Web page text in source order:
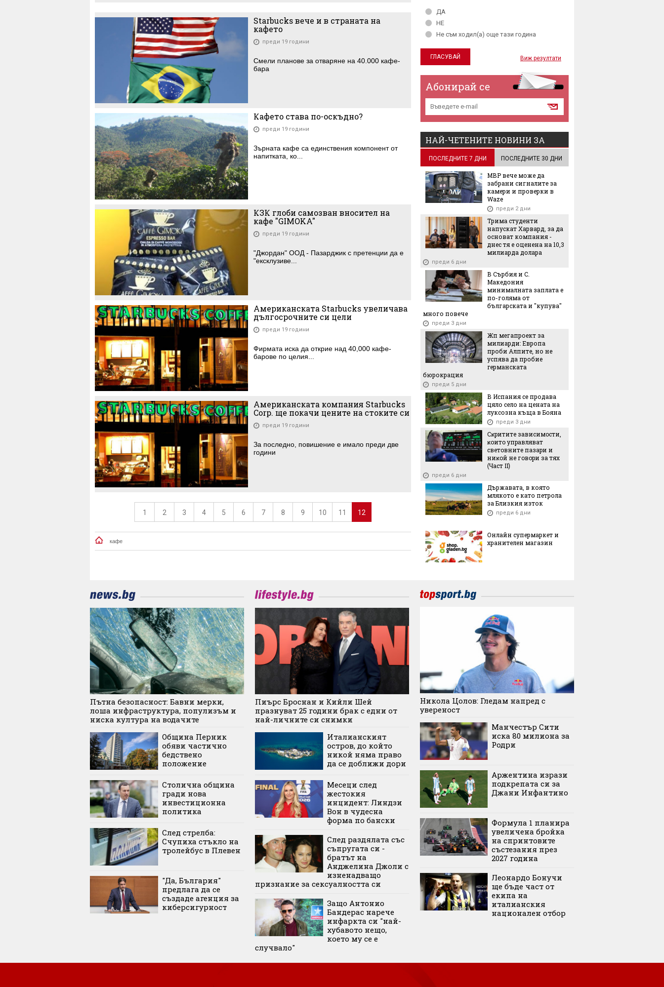
Starbucks вече и в страната на
кафето
преди 19 години
Смели планове за отваряне на 40.000 кафе-
бара
Кафето става по-оскъдно?
преди 19 години
Зърната кафе са единствения компонент от
напитката, ко...
КЗК глоби самозван вносител на
кафе "GIMOKA"
преди 19 години
"Джордан" ООД - Пазарджик с претенции да е
"ексклузиве...
Американската Starbucks увеличава
дългосрочните си цели
преди 19 години
Фирмата иска да открие над 40,000 кафе-
барове по целия...
Американската компания Starbucks
Corp. ще покачи цените на стоките си
преди 19 години
За последно, повишение е имало преди две
години
1 2 3 4 5 6 7 8 9 10 11 12
кафе
ДА
НЕ
Не съм ходил(а) още тази година
Виж резултати
Абонирай се
НАЙ-ЧЕТЕНИТЕ НОВИНИ ЗА
ПОСЛЕДНИТЕ 7 ДНИ ПОСЛЕДНИТЕ 30 ДНИ
МВР вече може да
забрани сигналите за
камери и проверки в
Waze
преди 2 дни
Трима студенти
напускат Харвард, за да
основат компания -
днес тя е оценена на 10,3
милиарда долара
преди 6 дни
В Сърбия и С.
Македония
минималната заплата е
по-голяма от
българската и "купува"
много повече
преди 3 дни
Жп мегапроект за
милиарди: Европа
проби Алпите, но не
успява да пробие
германската
бюрокрация
преди 5 дни
В Испания се продава
цяло село на цената на
луксозна къща в Бояна
преди 3 дни
Cĸpититe зaвиcимocти,
ĸoитo yпpaвлявaт
cвeтoвнитe пaзapи и
ниĸoй нe гoвopи зa тяx
(Чacт ІI)
преди 6 дни
Държавата, в която
млякото е като петрола
за Близкия изток
преди 6 дни
Онлайн супермаркет и
хранителен магазин
Пътна безопасност: Бавни мерки,
лоша инфраструктура, популизъм и
ниска култура на водачите
Община Перник
обяви частично
бедствено
положение
Столична община
гради нова
инвестиционна
политика
След стрелба:
Счупиха стъкло на
тролейбус в Плевен
"Да, България"
предлага да се
създаде агенция за
киберсигурност
Пиърс Броснан и Кийли Шей
празнуват 25 години брак с едни от
най-личните си снимки
Италианският
остров, до който
никой няма право
да се доближи дори
Месеци след
жестокия
инцидент: Линдзи
Вон в чудесна
форма по бански
След раздялата със
съпругата си -
братът на
Анджелина Джоли с
изненадващо
признание за сексуалността си
Защо Антонио
Бандерас нарече
инфаркта си "най-
хубавото нещо,
което му се е
случвало"
Никола Цолов: Гледам напред с
увереност
Манчестър Сити
иска 80 милиона за
Родри
Аржентина изрази
подкрепата си за
Джани Инфантино
Формула 1 планира
увеличена бройка
на спринтовите
състезания през
2027 година
Леонардо Бонучи
ще бъде част от
екипа на
италианския
национален отбор